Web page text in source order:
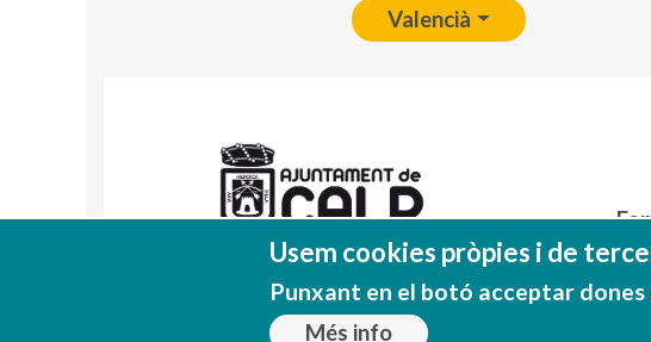
Valencià
Usem cookies pròpies i de
Punxant en el botó acceptar
Més info